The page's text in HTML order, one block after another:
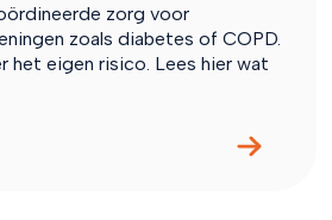
zorg voor
zoals diabetes of COPD.
het eigen risico. Lees hier wat